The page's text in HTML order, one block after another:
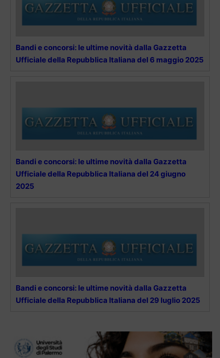
Bandi e concorsi: le ultime novità dalla Gazzetta
Ufficiale della Repubblica Italiana del 6 maggio 2025
Bandi e concorsi: le ultime novità dalla Gazzetta
Ufficiale della Repubblica Italiana del 24 giugno
2025
Bandi e concorsi: le ultime novità dalla Gazzetta
Ufficiale della Repubblica Italiana del 29 luglio 2025